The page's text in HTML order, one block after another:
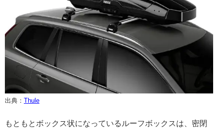
出典： Thule
もともとボックス状になっているルーフボックスは、密閉